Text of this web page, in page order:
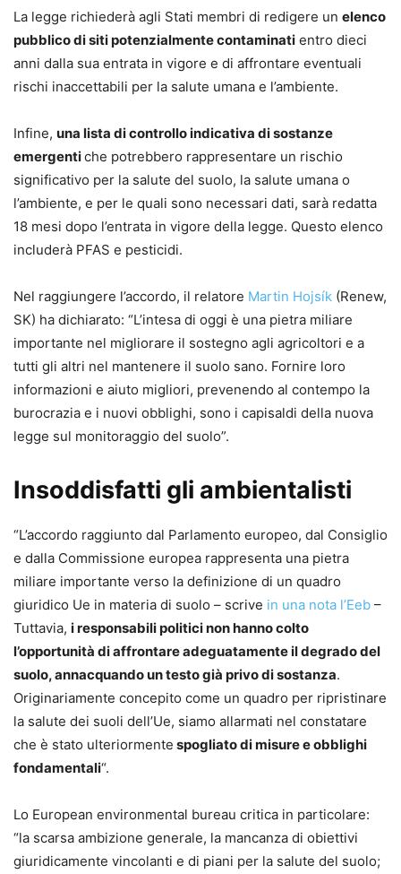
La legge richiederà agli Stati membri di redigere un elenco
pubblico di siti potenzialmente contaminati entro dieci
anni dalla sua entrata in vigore e di affrontare eventuali
rischi inaccettabili per la salute umana e l’ambiente.
Infine, una lista di controllo indicativa di sostanze
emergentiche potrebbero rappresentare un rischio
significativo per la salute del suolo, la salute umana o
l’ambiente, e per le quali sono necessari dati, sarà redatta
18 mesi dopo l’entrata in vigore della legge. Questo elenco
includerà PFAS e pesticidi.
Nel raggiungere l’accordo, il relatore Martin Hojsík (Renew,
SK) ha dichiarato: “L’intesa di oggi è una pietra miliare
importante nel migliorare il sostegno agli agricoltori e a
tutti gli altri nel mantenere il suolo sano. Fornire loro
informazioni e aiuto migliori, prevenendo al contempo la
burocrazia e i nuovi obblighi, sono i capisaldi della nuova
legge sul monitoraggio del suolo”.
Insoddisfatti gli ambientalisti
“L’accordo raggiunto dal Parlamento europeo, dal Consiglio
e dalla Commissione europea rappresenta una pietra
miliare importante verso la definizione di un quadro
giuridico Ue in materia di suolo – scrive in una nota l’Eeb –
Tuttavia, i responsabili politici non hanno colto
l’opportunità di affrontare adeguatamente il degrado del
suolo, annacquando un testo già privo di sostanza.
Originariamente concepito come un quadro per ripristinare
la salute dei suoli dell’Ue, siamo allarmati nel constatare
che è stato ulteriormente spogliato di misure e obblighi
fondamentali“.
Lo European environmental bureau critica in particolare:
“la scarsa ambizione generale, la mancanza di obiettivi
giuridicamente vincolanti e di piani per la salute del suolo;